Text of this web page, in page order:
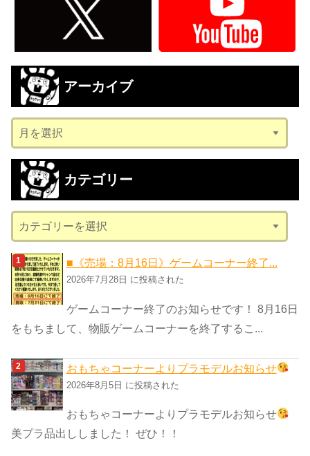
アーカイブ
ー
カ
ブ
カテゴリー
テ
ゴ
リ
ー
■《売場：8月16日》ゲームコーナー終了...
2026年7月28日 に投稿された
ゲームコーナー終了のお知らせです！ 8月16日
をもちまして、物販ゲームコーナーを終了するこ...
おもちゃコーナーよりプラモデルお知らせ
2026年8月5日 に投稿された
おもちゃコーナーよりプラモデルお知らせ
美プラ品出ししました！ ぜひ！！